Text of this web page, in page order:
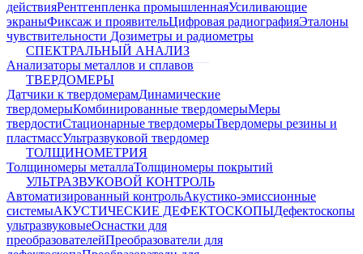
действияРентгенпленка промышленнаяУсиливающие
экраныФиксаж и проявительЦифровая радиографияЭталоны
чувствительности Дозиметры и радиометры
СПЕКТРАЛЬНЫЙ АНАЛИЗ
Анализаторы металлов и сплавов
ТВЕРДОМЕРЫ
Датчики к твердомерамДинамические
твердомерыКомбинированные твердомерыМеры
твердостиСтационарные твердомерыТвердомеры резины и
пластмассУльтразвуковой твердомер
ТОЛЩИНОМЕТРИЯ
Толщиномеры металлаТолщиномеры покрытий
УЛЬТРАЗВУКОВОЙ КОНТРОЛЬ
Автоматизированный контрольАкустико-эмиссионные
системыАКУСТИЧЕСКИЕ ДЕФЕКТОСКОПЫДефектоскопы
ультразвуковыеОснастки для
преобразователейПреобразователи для